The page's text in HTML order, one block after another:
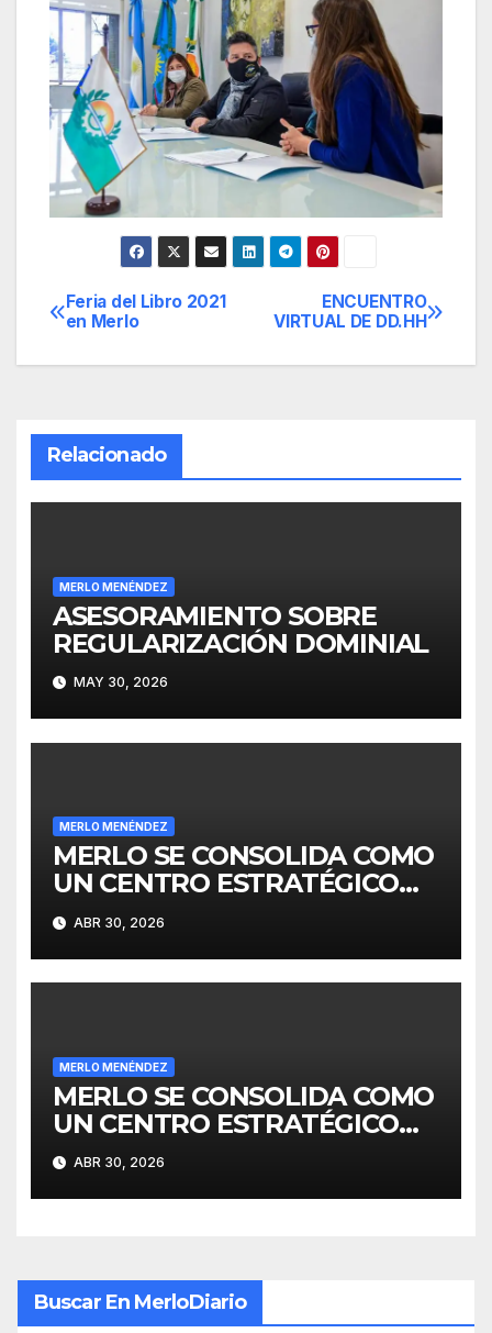
Navegación
de
ENCUENTRO
VIRTUAL DE DD.HH
Feria del Libro 2021
en Merlo
Relacionado
MERLO MENÉNDEZ
ASESORAMIENTO SOBRE
REGULARIZACIÓN DOMINIAL
MAY 30, 2026
MERLO MENÉNDEZ
MERLO SE CONSOLIDA COMO
UN CENTRO ESTRATÉGICO
PARA EL DESARROLLO DE
INVERSIONES
ABR 30, 2026
MERLO MENÉNDEZ
MERLO SE CONSOLIDA COMO
UN CENTRO ESTRATÉGICO
PARA EL DESARROLLO DE
INVERSIONES
ABR 30, 2026
Buscar En MerloDiario